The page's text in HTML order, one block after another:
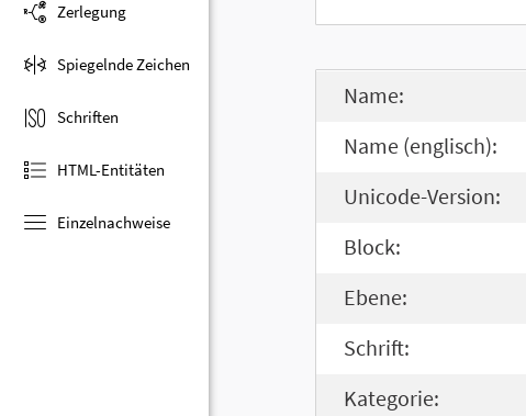
Zerlegung
Spiegelnde Zeichen
Schriften
HTML-Entitäten
Einzelnachweise
Name:
Name (englisch):
Unicode-Version:
Block:
Ebene:
Schrift:
Kategorie: